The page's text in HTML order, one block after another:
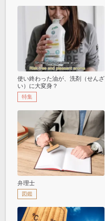
使い終わった油が、洗剤（せんざ
い）に大変身？
特集
弁理士
図鑑